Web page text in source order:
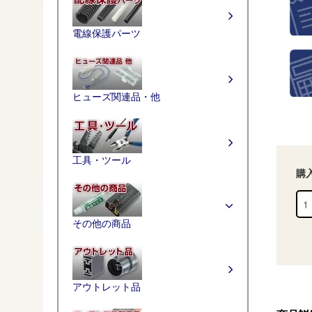
購
電線保護パーツ
ヒューズ関連品・他
工具・ツール
その他の商品
アウトレット品